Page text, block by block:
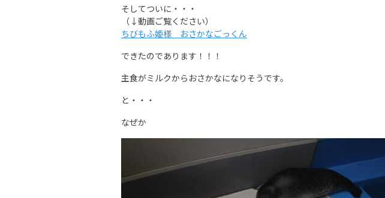
そしてついに・・・
（↓動画ご覧ください）
ちびもふ姫様 おさかなごっくん
できたのであります！！！
主食がミルクからおさかなになりそうです。
と・・・
なぜか